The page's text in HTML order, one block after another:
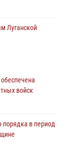
Луганской
с
к новому
войск
порядка в период